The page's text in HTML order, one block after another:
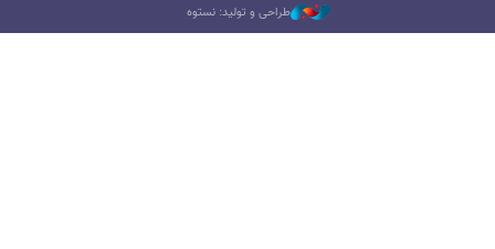
طراحی و تولید: نستوه